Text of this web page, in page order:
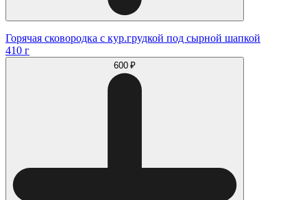
Горячая сковородка с кур.грудкой под сырной шапкой
410 г
600 ₽